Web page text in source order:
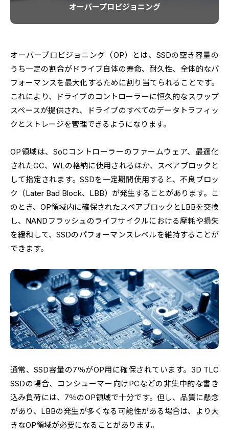
オーバープロビジョニング
オーバープロビジョニング（OP）とは、SSDの空き容量の
うち一定の割合がドライブ自体の寿命、耐久性、全体的なパ
フォーマンスを最大化するために割り当てられることです。
これにより、ドライブのコントローラーに恒久的なスワップ
スペースが提供され、ドライブのすべてのデータトラフィッ
クとストレージを管理できるようになります。
OP領域は、SoCコントローラーのファームウェア、最適化
されたGC、WLの格納に使用されるほか、スペアブロックと
して指定されます。SSDを一定期間使用すると、不良ブロッ
ク（Later Bad Block、LBB）が発生することがあります。こ
のとき、OP領域内に確保されたスペアブロックとLBBを交換
し、NANDフラッシュのライフサイクルにおける摩耗や損失
を緩和して、SSDのパフォーマンスレベルを維持することが
できます。
通常、SSD容量の7％がOP用に確保されています。3D TLC
SSDの場合、コンシューマー向けPCなどの非集中的な書き
込み負荷には、7％のOP領域で十分です。但し、品質に懸念
があり、LBBの発生が多くなる可能性がある場合は、より大
きなOP領域が必要になることがあります。